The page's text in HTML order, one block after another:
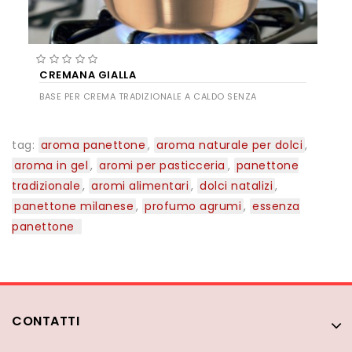
CREMANA GIALLA
BASE PER CREMA TRADIZIONALE A CALDO SENZA
tag: aroma panettone , aroma naturale per dolci ,
aroma in gel , aromi per pasticceria , panettone
tradizionale , aromi alimentari , dolci natalizi ,
panettone milanese , profumo agrumi , essenza
panettone
CONTATTI